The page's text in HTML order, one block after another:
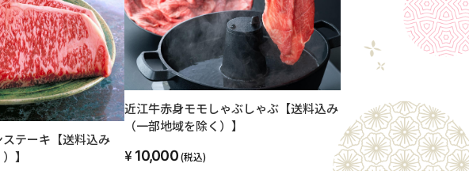
テーキ【送料込み
】
近江牛赤身モモしゃぶしゃぶ【送料込み
（一部地域を除く）】
10,000(税込)